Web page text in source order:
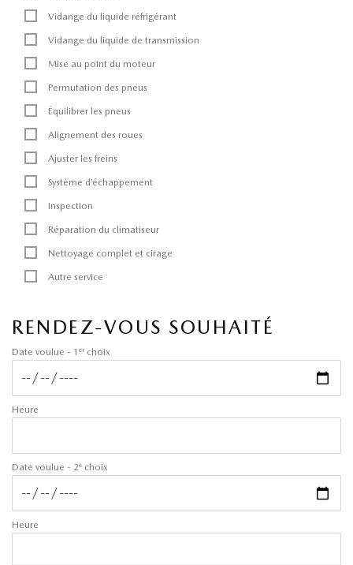
Vidange du liquide réfrigérant
Vidange du liquide de transmission
Mise au point du moteur
Permutation des pneus
Équilibrer les pneus
Alignement des roues
Ajuster les freins
Système d’échappement
Inspection
Réparation du climatiseur
Nettoyage complet et cirage
Autre service
RENDEZ-VOUS SOUHAITÉ
Date voulue - 1 erchoix
Heure
Date voulue - 2e choix
Heure